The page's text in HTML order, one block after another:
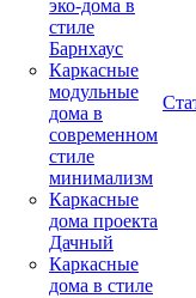
эко-дома в
стиле
Барнхаус
Каркасные
модульные
дома в
современном
стиле
минимализм
Каркасные
дома проекта
Дачный
Каркасные
дома в стиле